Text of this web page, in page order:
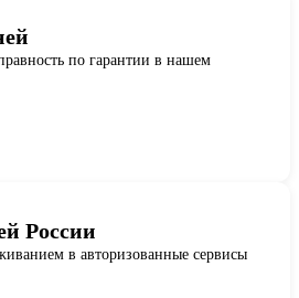
по гарантии в нашем
России
в авторизованные сервисы